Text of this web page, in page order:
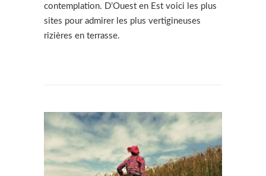
contemplation. D’Ouest en Est voici les plus
sites pour admirer les plus vertigineuses
rizières en terrasse.